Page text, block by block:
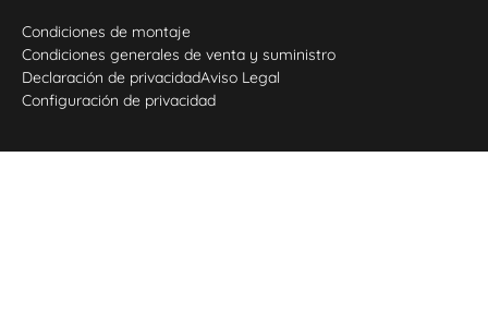
Condiciones de montaje
Condiciones generales de venta y suministro
Declaración de privacidadAviso Legal
Configuración de privacidad